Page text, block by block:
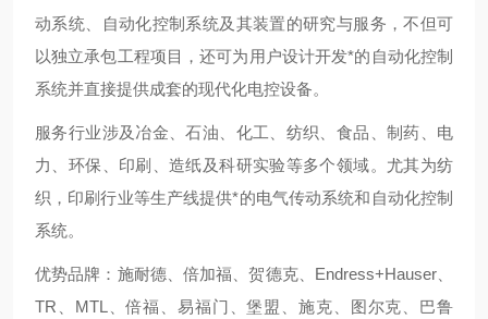
动系统、自动化控制系统及其装置的研究与服务，不但可
以独立承包工程项目，还可为用户设计开发*的自动化控制
系统并直接提供成套的现代化电控设备。
服务行业涉及冶金、石油、化工、纺织、食品、制药、电
力、环保、印刷、造纸及科研实验等多个领域。尤其为纺
织，印刷行业等生产线提供*的电气传动系统和自动化控制
系统。
优势品牌：施耐德、倍加福、贺德克、Endress+Hauser、
TR、MTL、倍福、易福门、堡盟、施克、图尔克、巴鲁